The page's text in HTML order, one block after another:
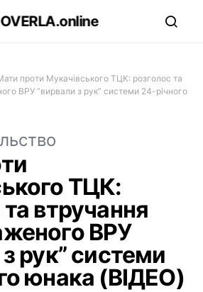
проти Мукачівського ТЦК: розголос та
ВРУ “вирвали з рук” системи 24-річного
ТЦК:
втручання
ВРУ
рук” системи
юнака (ВІДЕО)